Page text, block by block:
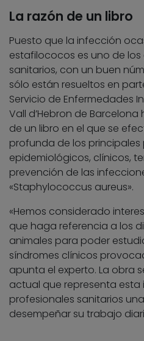
La razón de un libro
Puesto que la infección
estafilococos es uno de
sanitarios, con un buen
sólo están resueltos en
Servicio de Enfermedades
Vall d’Hebron de
de un libro en el que se
profunda de los
epidemiológicos, clínicos,
prevención de las
«Staphylococcus aureus».
«Hemos considerado
que haga referencia a los
animales para poder
síndromes clínicos
apunta el experto. La obra
actual que representa
profesionales sanitarios
desempeñar su trabajo